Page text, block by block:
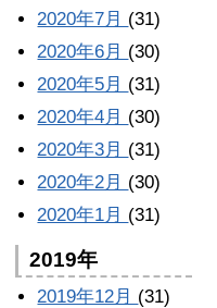
2020年7月 (31)
2020年6月 (30)
2020年5月 (31)
2020年4月 (30)
2020年3月 (31)
2020年2月 (30)
2020年1月 (31)
2019年
2019年12月 (31)